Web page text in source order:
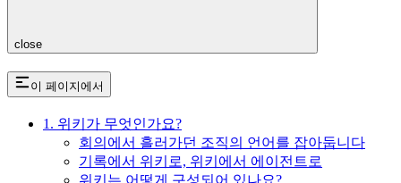
close
이 페이지에서
1. 위키가 무엇인가요?
회의에서 흘러가던 조직의 언어를 잡아둡니다
기록에서 위키로, 위키에서 에이전트로